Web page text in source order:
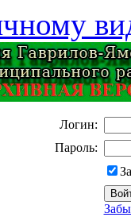
Логин:
Пароль: